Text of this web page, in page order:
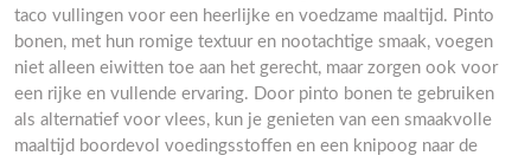
taco vullingen voor een heerlijke en voedzame maaltijd. Pinto
bonen, met hun romige textuur en nootachtige smaak, voegen
niet alleen eiwitten toe aan het gerecht, maar zorgen ook voor
een rijke en vullende ervaring. Door pinto bonen te gebruiken
als alternatief voor vlees, kun je genieten van een smaakvolle
maaltijd boordevol voedingsstoffen en een knipoog naar de